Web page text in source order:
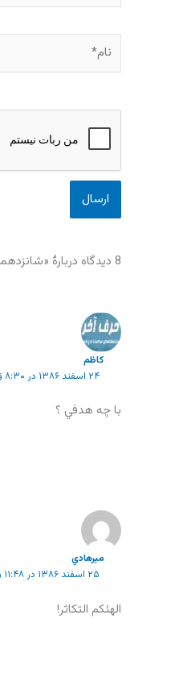
8 دیدگاه دربارهٔ «شانزدهمین جهادی»
كاظم
۲۴ اسفند ۱۳۸۶ در ۸:۳۰ ق.ظ
با چه هدفي ؟
ميرهادي
۲۵ اسفند ۱۳۸۶ در ۱۱:۴۸ ق.ظ
الهئكم التكاثر!